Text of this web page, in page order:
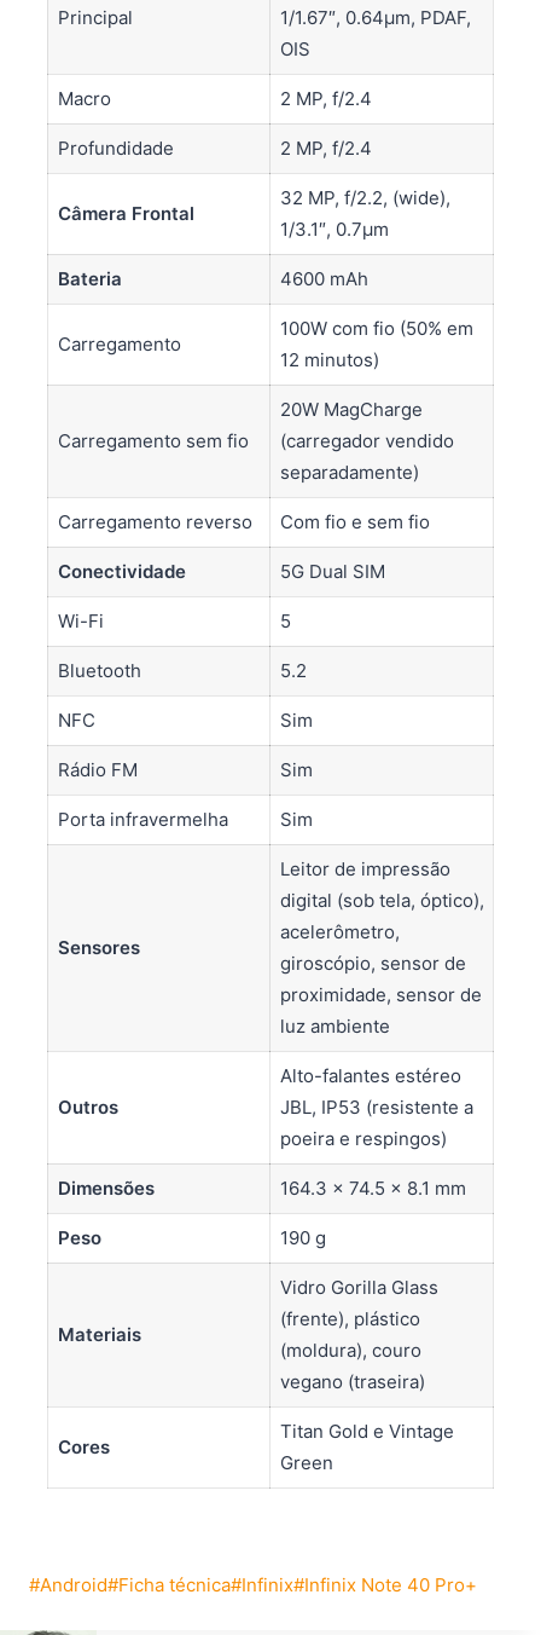
Principal
1/1.67″, 0.64µm, PDAF,
OIS
Macro 2 MP, f/2.4
Profundidade 2 MP, f/2.4
Câmera Frontal
32 MP, f/2.2, (wide),
1/3.1″, 0.7µm
Bateria 4600 mAh
Carregamento
100W com fio (50% em
12 minutos)
Carregamento sem fio
20W MagCharge
(carregador vendido
separadamente)
Carregamento reverso Com fio e sem fio
Conectividade 5G Dual SIM
Wi-Fi 5
Bluetooth 5.2
NFC Sim
Rádio FM Sim
Porta infravermelha Sim
Sensores
Leitor de impressão
digital (sob tela, óptico),
acelerômetro,
giroscópio, sensor de
proximidade, sensor de
luz ambiente
Outros
Alto-falantes estéreo
JBL, IP53 (resistente a
poeira e respingos)
Dimensões 164.3 x 74.5 x 8.1 mm
Peso 190 g
Materiais
Vidro Gorilla Glass
(frente), plástico
(moldura), couro
vegano (traseira)
Cores
Titan Gold e Vintage
Green
Tags
#Android#Ficha técnica#Infinix#Infinix Note 40 Pro+